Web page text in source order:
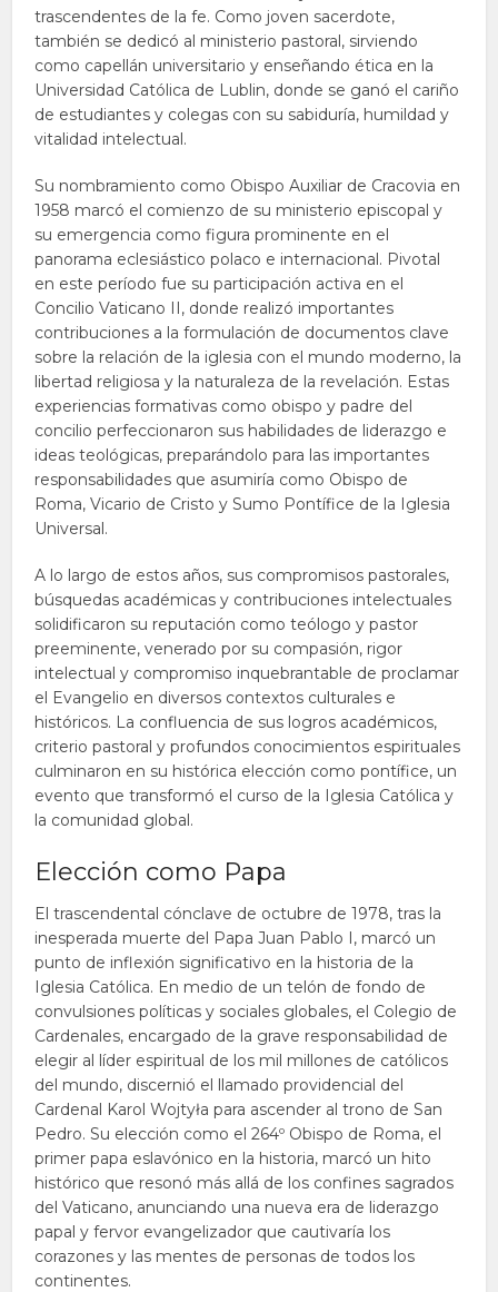
trascendentes de la fe. Como joven sacerdote,
también se dedicó al ministerio pastoral, sirviendo
como capellán universitario y enseñando ética en la
Universidad Católica de Lublin, donde se ganó el cariño
de estudiantes y colegas con su sabiduría, humildad y
vitalidad intelectual.
Su nombramiento como Obispo Auxiliar de Cracovia en
1958 marcó el comienzo de su ministerio episcopal y
su emergencia como figura prominente en el
panorama eclesiástico polaco e internacional. Pivotal
en este período fue su participación activa en el
Concilio Vaticano II, donde realizó importantes
contribuciones a la formulación de documentos clave
sobre la relación de la iglesia con el mundo moderno, la
libertad religiosa y la naturaleza de la revelación. Estas
experiencias formativas como obispo y padre del
concilio perfeccionaron sus habilidades de liderazgo e
ideas teológicas, preparándolo para las importantes
responsabilidades que asumiría como Obispo de
Roma, Vicario de Cristo y Sumo Pontífice de la Iglesia
Universal.
A lo largo de estos años, sus compromisos pastorales,
búsquedas académicas y contribuciones intelectuales
solidificaron su reputación como teólogo y pastor
preeminente, venerado por su compasión, rigor
intelectual y compromiso inquebrantable de proclamar
el Evangelio en diversos contextos culturales e
históricos. La confluencia de sus logros académicos,
criterio pastoral y profundos conocimientos espirituales
culminaron en su histórica elección como pontífice, un
evento que transformó el curso de la Iglesia Católica y
la comunidad global.
Elección como Papa
El trascendental cónclave de octubre de 1978, tras la
inesperada muerte del Papa Juan Pablo I, marcó un
punto de inflexión significativo en la historia de la
Iglesia Católica. En medio de un telón de fondo de
convulsiones políticas y sociales globales, el Colegio de
Cardenales, encargado de la grave responsabilidad de
elegir al líder espiritual de los mil millones de católicos
del mundo, discernió el llamado providencial del
Cardenal Karol Wojtyła para ascender al trono de San
Pedro. Su elección como el 264º Obispo de Roma, el
primer papa eslavónico en la historia, marcó un hito
histórico que resonó más allá de los confines sagrados
del Vaticano, anunciando una nueva era de liderazgo
papal y fervor evangelizador que cautivaría los
corazones y las mentes de personas de todos los
continentes.